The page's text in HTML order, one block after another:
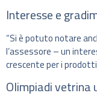
Interesse e
“Si è potuto notare
l’assessore – un
crescente per i prodotti
Olimpiadi vetrina